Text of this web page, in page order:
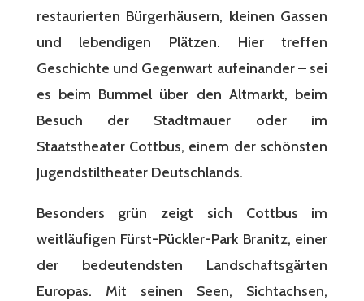
restaurierten Bürgerhäusern, kleinen Gassen
und lebendigen Plätzen. Hier treffen
Geschichte und Gegenwart aufeinander – sei
es beim Bummel über den Altmarkt, beim
Besuch der Stadtmauer oder im
Staatstheater Cottbus, einem der schönsten
Jugendstiltheater Deutschlands.
Besonders grün zeigt sich Cottbus im
weitläufigen Fürst-Pückler-Park Branitz, einer
der bedeutendsten Landschaftsgärten
Europas. Mit seinen Seen, Sichtachsen,